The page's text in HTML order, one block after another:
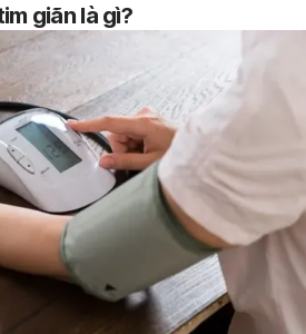
giãn là gì?